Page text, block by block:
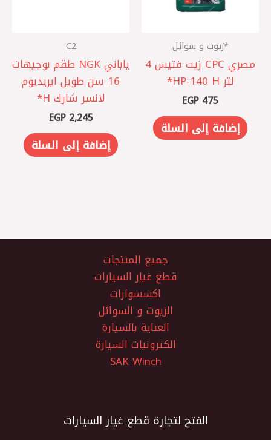
*زيوت و سوائل
مصري CPC زيت فتيس 4
لتر HP-140 H*
EGP 475
إضافة إلى السلة
C2
ياباني NGK طقم بوجيهات
16 سن طويل ايريديوم
لانسر شارك H*
EGP2,245
إضافة إلى السلة
جميع المنتجات
قطع غيار السيارات
اكسسوارات
الزيوت و السوائل
العناية بالسيارة
الكترونيات السيارة
SAK Winch
الفتح لتجارة قطع غيار السيارات